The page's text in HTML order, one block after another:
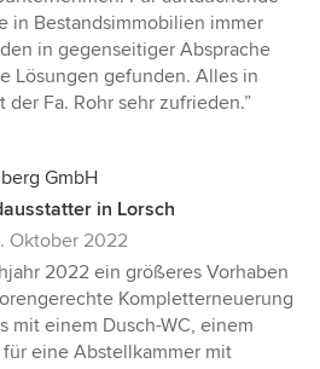
in Bestandsimmobilien immer
in gegenseitiger Absprache
Lösungen gefunden. Alles in
Fa. Rohr sehr zufrieden.”
GmbH
in Lorsch
Oktober 2022
2022 ein größeres Vorhaben
Kompletterneuerung
mit einem Dusch-WC, einem
eine Abstellkammer mit